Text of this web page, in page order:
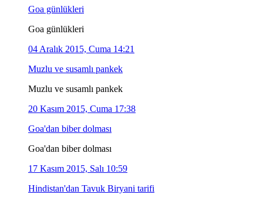
Goa günlükleri
Goa günlükleri
04 Aralık 2015, Cuma 14:21
Muzlu ve susamlı pankek
Muzlu ve susamlı pankek
20 Kasım 2015, Cuma 17:38
Goa'dan biber dolması
Goa'dan biber dolması
17 Kasım 2015, Salı 10:59
Hindistan'dan Tavuk Biryani tarifi